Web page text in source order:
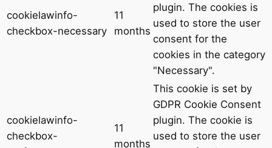
cookielawinfo-
checkbox-necessary
11
months
plugin. The cookies is
used to store the user
consent for the
cookies in the category
"Necessary".
cookielawinfo-
checkbox-
11
months
This cookie is set by
GDPR Cookie Consent
plugin. The cookie is
used to store the user